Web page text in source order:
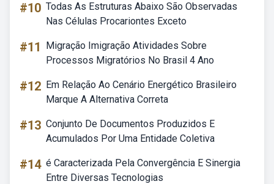
#10 Todas As Estruturas Abaixo São Observadas
Nas Células Procariontes Exceto
#11
Migração Imigração Atividades Sobre
Processos Migratórios No Brasil 4 Ano
#12 Em Relação Ao Cenário Energético Brasileiro
Marque A Alternativa Correta
#13 Conjunto De Documentos Produzidos E
Acumulados Por Uma Entidade Coletiva
#14 é Caracterizada Pela Convergência E Sinergia
Entre Diversas Tecnologias